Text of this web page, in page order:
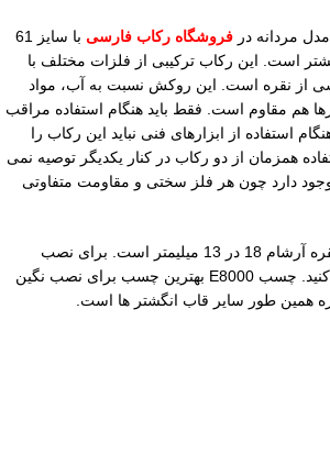
مردانه در فروشگاه رکاب فارسی
با سایز 61
است. این رکاب ترکیبی از فلزات مختلف با
نقره است. این روکش نسبت به آب، مواد
هم مقاوم است. فقط باید هنگام استفاده مراقب
استفاده از ابزارهای فنی نباید این رکاب را
همزمان از دو رکاب در کنار یکدیگر توصیه نمی
دارد چون هر فلز سختی و مقاومت متفاوتی
ابعاد سنگ رکاب روکش نقره آرشام 18 در 13 میلیمتر است. برای نصب
میتوانید از چسب استفاده کنید. چسب E8000 بهترین چسب برای نصب نگین
همین طور سایر قاب انگشتر ها است.